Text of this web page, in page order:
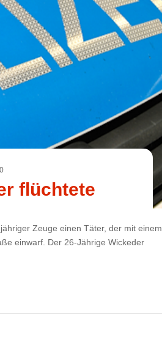
0
flüchtete
Zeuge einen Täter, der mit einem
einwarf. Der 26-Jährige Wickeder